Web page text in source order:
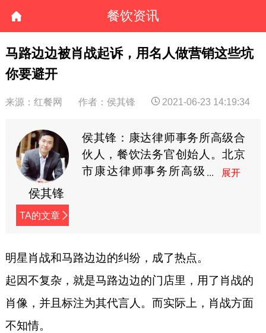
餐饮资讯
马路边边被肖战起诉，用名人做营销这些坑
你要避开
来源：红餐网 作者：侯其锋 2021-06-23 14:19:34
侯其锋
TA的文章
侯其锋：康达律师事务所高级合
伙人，餐饮法务官创始人。北京
市康达律师事务所高级
喜家德、美奈小馆、大弗兰、陈
一堂等多家知名餐饮连锁品牌提
供常年法律顾问、融资顾问、
明星肖战和马路边边的纠纷，成了热点。
起因不复杂，就是马路边边的门店里，用了肖战的
肖像，并且标注为其代言人。而实际上，肖战方面
不知情。